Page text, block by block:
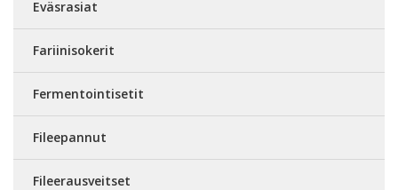
Eväsrasiat
Fariinisokerit
Fermentointisetit
Fileepannut
Fileerausveitset